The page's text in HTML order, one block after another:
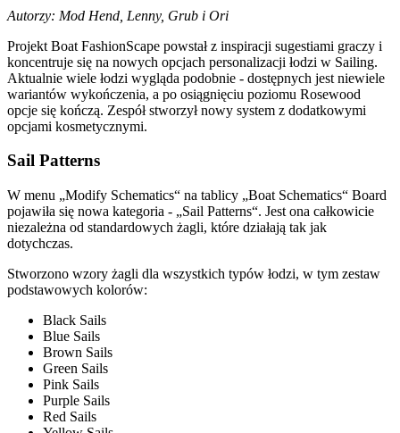
Autorzy: Mod Hend, Lenny, Grub i Ori
Projekt Boat FashionScape powstał z inspiracji sugestiami graczy i
koncentruje się na nowych opcjach personalizacji łodzi w Sailing.
Aktualnie wiele łodzi wygląda podobnie - dostępnych jest niewiele
wariantów wykończenia, a po osiągnięciu poziomu Rosewood
opcje się kończą. Zespół stworzył nowy system z dodatkowymi
opcjami kosmetycznymi.
Sail Patterns
W menu „Modify Schematics“ na tablicy „Boat Schematics“ Board
pojawiła się nowa kategoria - „Sail Patterns“. Jest ona całkowicie
niezależna od standardowych żagli, które działają tak jak
dotychczas.
Stworzono wzory żagli dla wszystkich typów łodzi, w tym zestaw
podstawowych kolorów:
Black Sails
Blue Sails
Brown Sails
Green Sails
Pink Sails
Purple Sails
Red Sails